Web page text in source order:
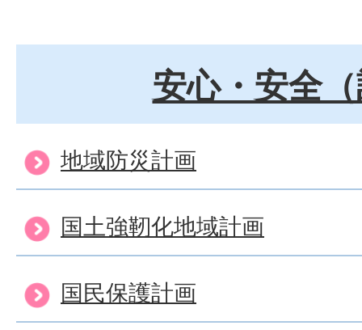
安心・安全
地域防災計画
国土強靭化地域計画
国民保護計画